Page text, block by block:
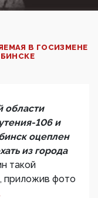
В ГОСИЗМЕНЕ
области
106 и
оцеплен
из города
такой
приложив фото